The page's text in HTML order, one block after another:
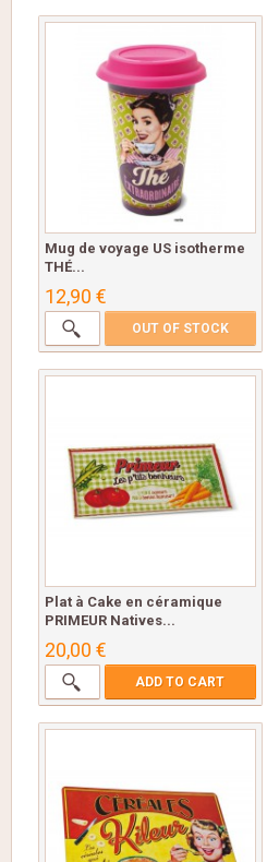
Mug de voyage US isotherme
THÉ...
12,90 €
OUT OF STOCK
Plat à Cake en céramique
PRIMEUR Natives...
20,00 €
ADD TO CART